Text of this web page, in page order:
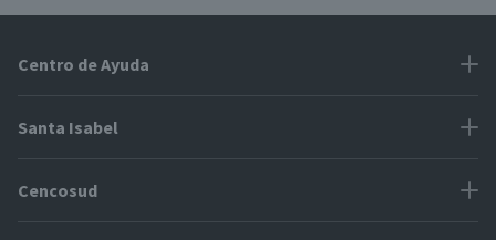
Centro de Ayuda
Problemas con tu pedido
Cómo modificar mis datos
Santa Isabel
Proveedores
Cencosud